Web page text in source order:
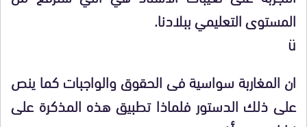
المستوى التعليمي ببلادنا.
ü
ان المغاربة سواسية فى الحقوق والواجبات كما ينص
على ذلك الدستور فلماذا تطبيق هذه المذكرة على